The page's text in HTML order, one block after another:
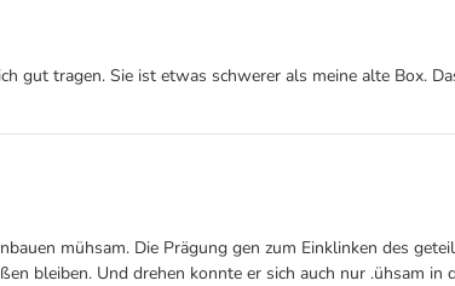
gut tragen. Sie ist etwas schwerer als meine alte Box.
mühsam. Die Prägung gen zum Einklinken des
bleiben. Und drehen konnte er sich auch nur .ühsam